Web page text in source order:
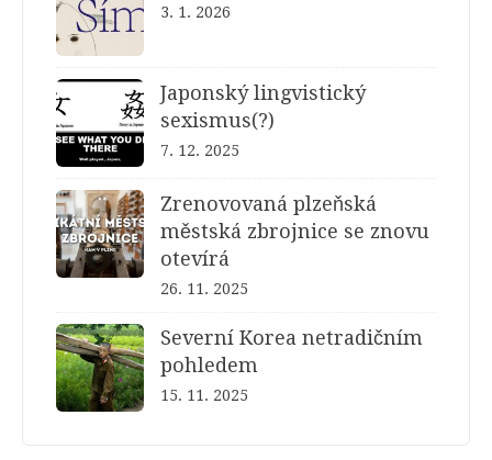
3. 1. 2026
Japonský lingvistický
sexismus(?)
7. 12. 2025
Zrenovovaná plzeňská
městská zbrojnice se znovu
otevírá
26. 11. 2025
Severní Korea netradičním
pohledem
15. 11. 2025